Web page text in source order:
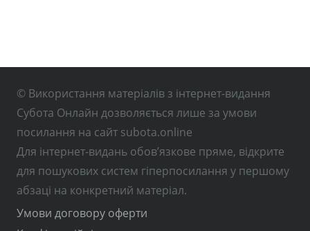
© Використання матеріалів з інтернет-видання
Субота Онлайн дозволяється лише за умови
посилання на сайт subota.online
Для інтернет-видань обов’язкове пряме, відкрите
для пошукових систем гіперпосилання у першому
абзаці на конкретний матеріал.
Умови договору оферти